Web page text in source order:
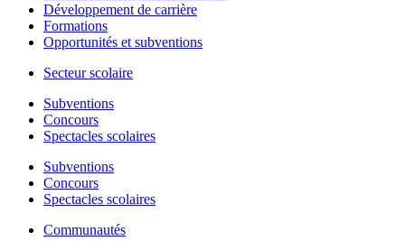
Développement de carrière
Formations
Opportunités et subventions
Secteur scolaire
Subventions
Concours
Spectacles scolaires
Subventions
Concours
Spectacles scolaires
Communautés